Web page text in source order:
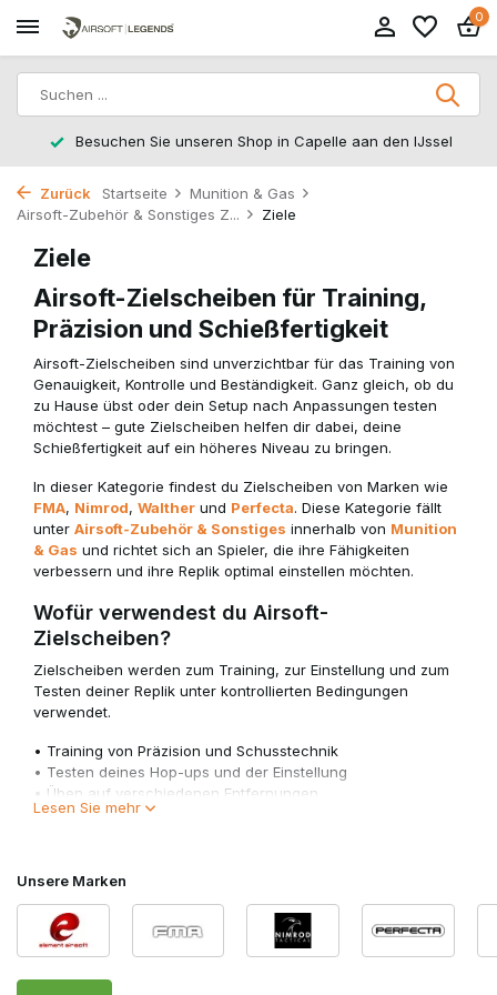
0
Besuchen Sie unseren Shop in Capelle aan den IJssel
Zurück Startseite
Munition & Gas
Airsoft-Zubehör & Sonstiges Z...
Ziele
Ziele
Airsoft-Zielscheiben für Training,
Präzision und Schießfertigkeit
Airsoft-Zielscheiben sind unverzichtbar für das Training von
Genauigkeit, Kontrolle und Beständigkeit. Ganz gleich, ob du
zu Hause übst oder dein Setup nach Anpassungen testen
möchtest – gute Zielscheiben helfen dir dabei, deine
Schießfertigkeit auf ein höheres Niveau zu bringen.
In dieser Kategorie findest du Zielscheiben von Marken wie
FMA, Nimrod, Walther und Perfecta. Diese Kategorie fällt
unter Airsoft-Zubehör & Sonstiges innerhalb von Munition
& Gas und richtet sich an Spieler, die ihre Fähigkeiten
verbessern und ihre Replik optimal einstellen möchten.
Wofür verwendest du Airsoft-
Zielscheiben?
Zielscheiben werden zum Training, zur Einstellung und zum
Testen deiner Replik unter kontrollierten Bedingungen
verwendet.
• Training von Präzision und Schusstechnik
• Testen deines Hop-ups und der Einstellung
• Üben auf verschiedenen Entfernungen
• Verbessern der Konsistenz pro Schuss
und präziser zu werden.
Verschiedene Arten von Zielscheiben
Je nach deinem Trainingsziel und deiner Umgebung stehen
Lesen Sie mehr
Unsere Marken